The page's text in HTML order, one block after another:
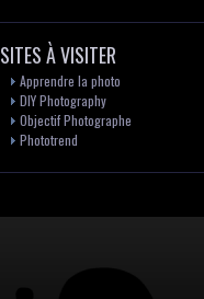
SITES À VISITER
Apprendre la photo
DIY Photography
Objectif Photographe
Phototrend